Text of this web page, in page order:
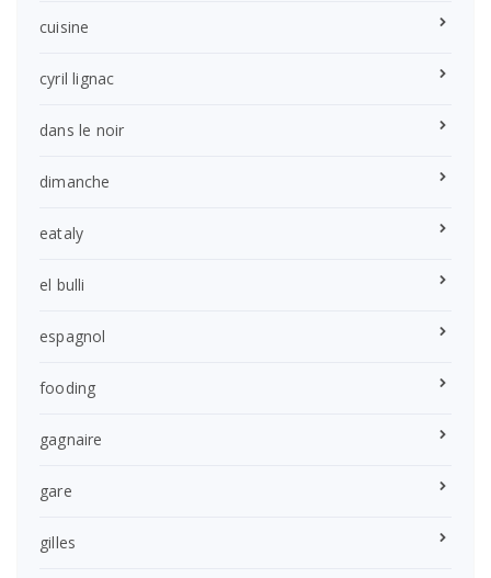
cuisine
cyril lignac
dans le noir
dimanche
eataly
el bulli
espagnol
fooding
gagnaire
gare
gilles